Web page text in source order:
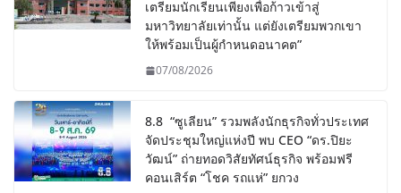
เตรียมนักเรียนเพียงเพื่อก้าวเข้าสู่
มหาวิทยาลัยเท่านั้น แต่ยังเตรียมพวกเขา
ให้พร้อมเป็นผู้กำหนดอนาคต”
07/08/2026
8.8 “ซูเลียน” รวมพลังนักธุรกิจทั่วประเทศ
จัดประชุมใหญ่แห่งปี พบ CEO “ดร.ปิยะ
วัฒน์” ถ่ายทอดวิสัยทัศน์ธุรกิจ พร้อมฟรี
คอนเสิร์ต “โชค รถแห่” ยกวง